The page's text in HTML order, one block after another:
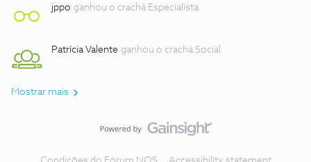
jppo ganhou o crachá Especialista
Patrícia Valente ganhou o crachá Social
Mostrar mais